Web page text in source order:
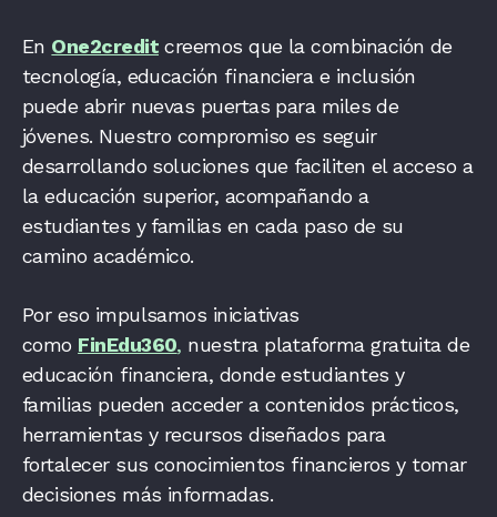
En One2credit creemos que la combinación de
tecnología, educación financiera e inclusión
puede abrir nuevas puertas para miles de
jóvenes. Nuestro compromiso es seguir
desarrollando soluciones que faciliten el acceso a
la educación superior, acompañando a
estudiantes y familias en cada paso de su
camino académico.
Por eso impulsamos iniciativas
como FinEdu360, nuestra plataforma gratuita de
educación financiera, donde estudiantes y
familias pueden acceder a contenidos prácticos,
herramientas y recursos diseñados para
fortalecer sus conocimientos financieros y tomar
decisiones más informadas.